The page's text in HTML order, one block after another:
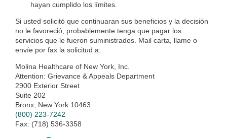
hayan cumplido los límites.
Si usted solicitó que continuaran sus beneficios y la decisión
no le favoreció, probablemente tenga que pagar los
servicios que le fueron suministrados. Mail carta, llame o
envíe por fax la solicitud a:
Molina Healthcare of New York, Inc.
Attention: Grievance & Appeals Department
2900 Exterior Street
Suite 202
Bronx, New York 10463
(800) 223-7242
Fax: (718) 536-3358